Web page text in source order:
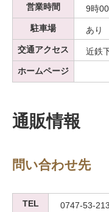
営業時間
9時
駐車場
あり
交通アクセス
近鉄
ホームページ
通販情報
問い合わせ先
TEL 0747-53-